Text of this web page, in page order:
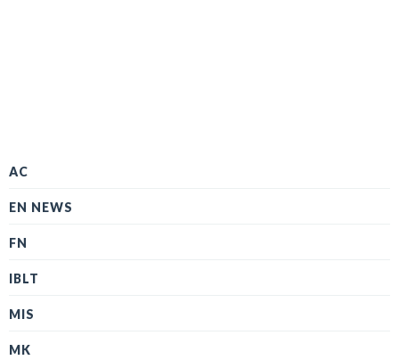
AC
EN NEWS
FN
IBLT
MIS
MK